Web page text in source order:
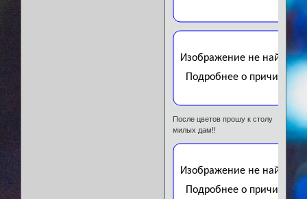
После цветов прошу к столу
милых дам!!